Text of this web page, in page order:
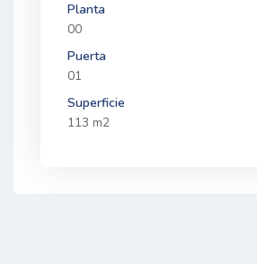
Planta
00
Puerta
01
Superficie
113 m2